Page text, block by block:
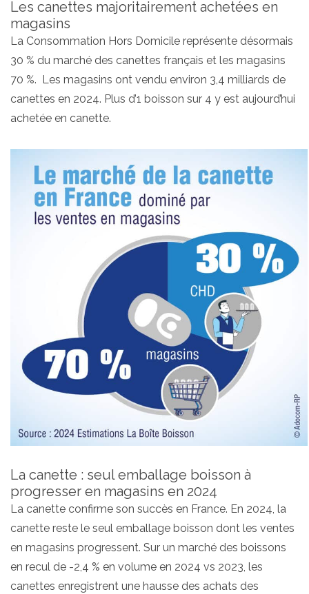
Les canettes majoritairement achetées en
magasins
La Consommation Hors Domicile représente désormais
30 % du marché des canettes français et les magasins
70 %. Les magasins ont vendu environ 3,4 milliards de
canettes en 2024. Plus d’1 boisson sur 4 y est aujourd’hui
achetée en canette.
La canette : seul emballage boisson à
progresser en magasins en 2024
La canette confirme son succès en France. En 2024, la
canette reste le seul emballage boisson dont les ventes
en magasins progressent. Sur un marché des boissons
en recul de -2,4 % en volume en 2024 vs 2023, les
canettes enregistrent une hausse des achats des